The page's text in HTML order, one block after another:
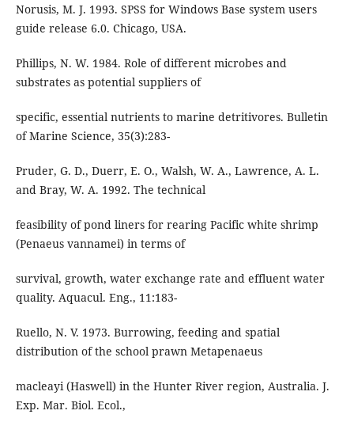
Norusis, M. J. 1993. SPSS for Windows Base system users
guide release 6.0. Chicago, USA.
Phillips, N. W. 1984. Role of different microbes and
substrates as potential suppliers of
specific, essential nutrients to marine detritivores. Bulletin
of Marine Science, 35(3):283-
Pruder, G. D., Duerr, E. O., Walsh, W. A., Lawrence, A. L.
and Bray, W. A. 1992. The technical
feasibility of pond liners for rearing Pacific white shrimp
(Penaeus vannamei) in terms of
survival, growth, water exchange rate and effluent water
quality. Aquacul. Eng., 11:183-
Ruello, N. V. 1973. Burrowing, feeding and spatial
distribution of the school prawn Metapenaeus
macleayi (Haswell) in the Hunter River region, Australia. J.
Exp. Mar. Biol. Ecol.,